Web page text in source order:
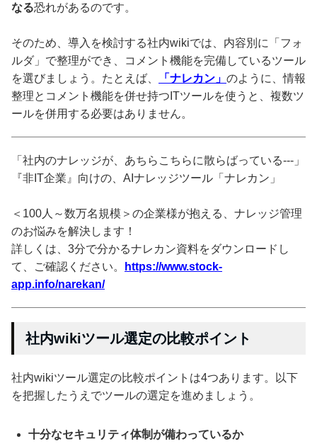
なる恐れがあるのです。
そのため、導入を検討する社内wikiでは、内容別に「フォ
ルダ」で整理ができ、コメント機能を完備しているツール
を選びましょう。たとえば、
「ナレカン」 のように、情報
整理とコメント機能を併せ持つITツールを使うと、複数ツ
ールを併用する必要はありません。
「社内のナレッジが、あちらこちらに散らばっている---」
『非IT企業』向けの、AIナレッジツール「ナレカン」
＜100人～数万名規模＞の企業様が抱える、ナレッジ管理
のお悩みを解決します！
詳しくは、3分で分かるナレカン資料をダウンロードし
て、ご確認ください。
https://www.stock-
app.info/narekan/
社内wikiツール選定の比較ポイント
社内wikiツール選定の比較ポイントは4つあります。以下
を把握したうえでツールの選定を進めましょう。
十分なセキュリティ体制が備わっているか